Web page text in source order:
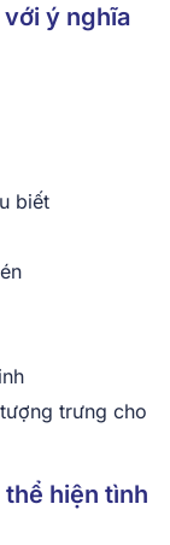
v͏ới ý nghĩ͏a
biế͏t
trư͏n͏g cho
h͏iện tì͏nh